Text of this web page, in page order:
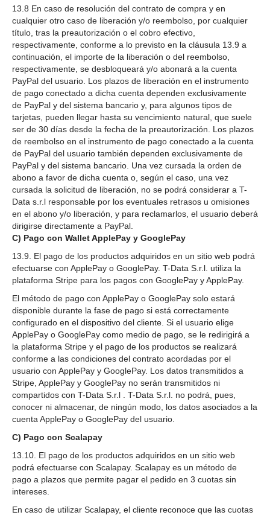
13.8 En caso de resolución del contrato de compra y en
cualquier otro caso de liberación y/o reembolso, por cualquier
título, tras la preautorización o el cobro efectivo,
respectivamente, conforme a lo previsto en la cláusula 13.9 a
continuación, el importe de la liberación o del reembolso,
respectivamente, se desbloqueará y/o abonará a la cuenta
PayPal del usuario. Los plazos de liberación en el instrumento
de pago conectado a dicha cuenta dependen exclusivamente
de PayPal y del sistema bancario y, para algunos tipos de
tarjetas, pueden llegar hasta su vencimiento natural, que suele
ser de 30 días desde la fecha de la preautorización. Los plazos
de reembolso en el instrumento de pago conectado a la cuenta
de PayPal del usuario también dependen exclusivamente de
PayPal y del sistema bancario. Una vez cursada la orden de
abono a favor de dicha cuenta o, según el caso, una vez
cursada la solicitud de liberación, no se podrá considerar a T-
Data s.r.l responsable por los eventuales retrasos u omisiones
en el abono y/o liberación, y para reclamarlos, el usuario deberá
dirigirse directamente a PayPal.
C) Pago con Wallet ApplePay y GooglePay
13.9. El pago de los productos adquiridos en un sitio web podrá
efectuarse con ApplePay o GooglePay. T-Data S.r.l. utiliza la
plataforma Stripe para los pagos con GooglePay y ApplePay.
El método de pago con ApplePay o GooglePay solo estará
disponible durante la fase de pago si está correctamente
configurado en el dispositivo del cliente. Si el usuario elige
ApplePay o GooglePay como medio de pago, se le redirigirá a
la plataforma Stripe y el pago de los productos se realizará
conforme a las condiciones del contrato acordadas por el
usuario con ApplePay y GooglePay. Los datos transmitidos a
Stripe, ApplePay y GooglePay no serán transmitidos ni
compartidos con T-Data S.r.l . T-Data S.r.l. no podrá, pues,
conocer ni almacenar, de ningún modo, los datos asociados a la
cuenta ApplePay o GooglePay del usuario.
C) Pago con Scalapay
13.10. El pago de los productos adquiridos en un sitio web
podrá efectuarse con Scalapay. Scalapay es un método de
pago a plazos que permite pagar el pedido en 3 cuotas sin
intereses.
En caso de utilizar Scalapay, el cliente reconoce que las cuotas